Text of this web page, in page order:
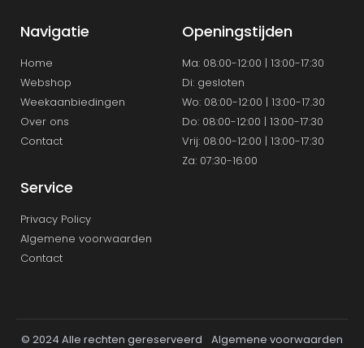
Navigatie
Home
Webshop
Weekaanbiedingen
Over ons
Contact
Openingstijden
Ma: 08:00-12:00 | 13:00-17:30
Di: gesloten
Wo: 08:00-12:00 | 13:00-17.30
Do: 08:00-12:00 | 13:00-17:30
Vrij: 08:00-12:00 | 13:00-17:30
Za: 07:30-16:00
Service
Privacy Policy
Algemene voorwaarden
Contact
© 2024 Alle rechten gereserveerd
Algemene voorwaarden